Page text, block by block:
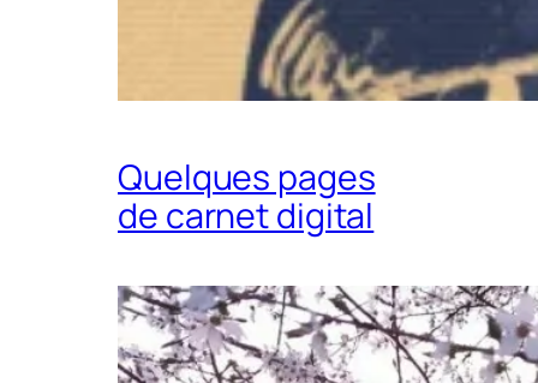
Quelques pages
de carnet digital